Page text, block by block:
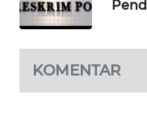
KOMENTAR
KONSUMEN
FORWAMKI
ALPERKLINAS